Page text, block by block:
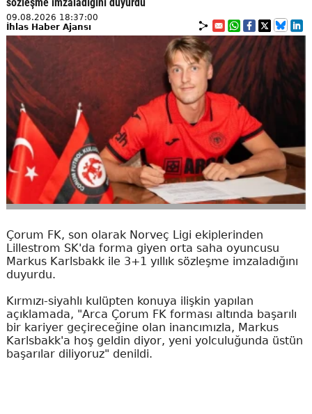
09.08.2026 18:37:00
İhlas Haber Ajansı
Çorum FK, son olarak Norveç Ligi ekiplerinden
Lillestrom SK'da forma giyen orta saha oyuncusu
Markus Karlsbakk ile 3+1 yıllık sözleşme imzaladığını
duyurdu.
Kırmızı-siyahlı kulüpten konuya ilişkin yapılan
açıklamada, "Arca Çorum FK forması altında başarılı
bir kariyer geçireceğine olan inancımızla, Markus
Karlsbakk'a hoş geldin diyor, yeni yolculuğunda üstün
başarılar diliyoruz" denildi.